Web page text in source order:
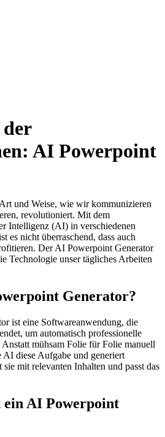
AI Powerpoint
und Weise, wie wir kommunizieren
revolutioniert. Mit dem
Intelligenz (AI) in verschiedenen
es nicht überraschend, dass auch
Der AI Powerpoint Generator
Technologie unser tägliches Arbeiten
Generator?
ist eine Softwareanwendung, die
um automatisch professionelle
Anstatt mühsam Folie für Folie manuell
AI diese Aufgabe und generiert
mit relevanten Inhalten und passt das
AI Powerpoint